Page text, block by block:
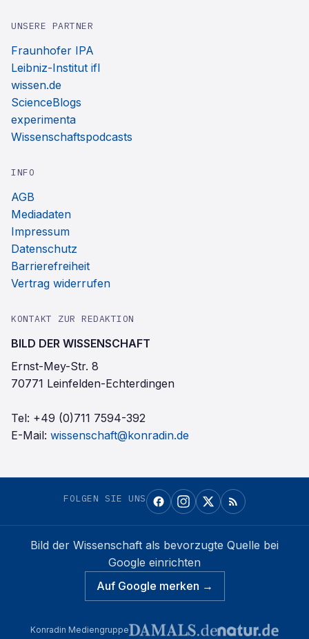
UNSERE PARTNER
Fraunhofer IPA
Leibniz-Institut ifl
wissen.de
ScienceBlogs
experimenta
Wissenschaftspodcasts
INFO
AGB
Mediadaten
Impressum
Datenschutz
Barrierefreiheit
Vertrag widerrufen
KONTAKT ZUR REDAKTION
BILD DER WISSENSCHAFT
Ernst-Mey-Str. 8
70771 Leinfelden-Echterdingen
Tel: +49 (0)711 7594-392
E-Mail: wissenschaft@konradin.de
FOLGEN SIE UNS
Bild der Wissenschaft als bevorzugte Quelle bei
Google einrichten
Auf Google merken →
Konradin Mediengruppe